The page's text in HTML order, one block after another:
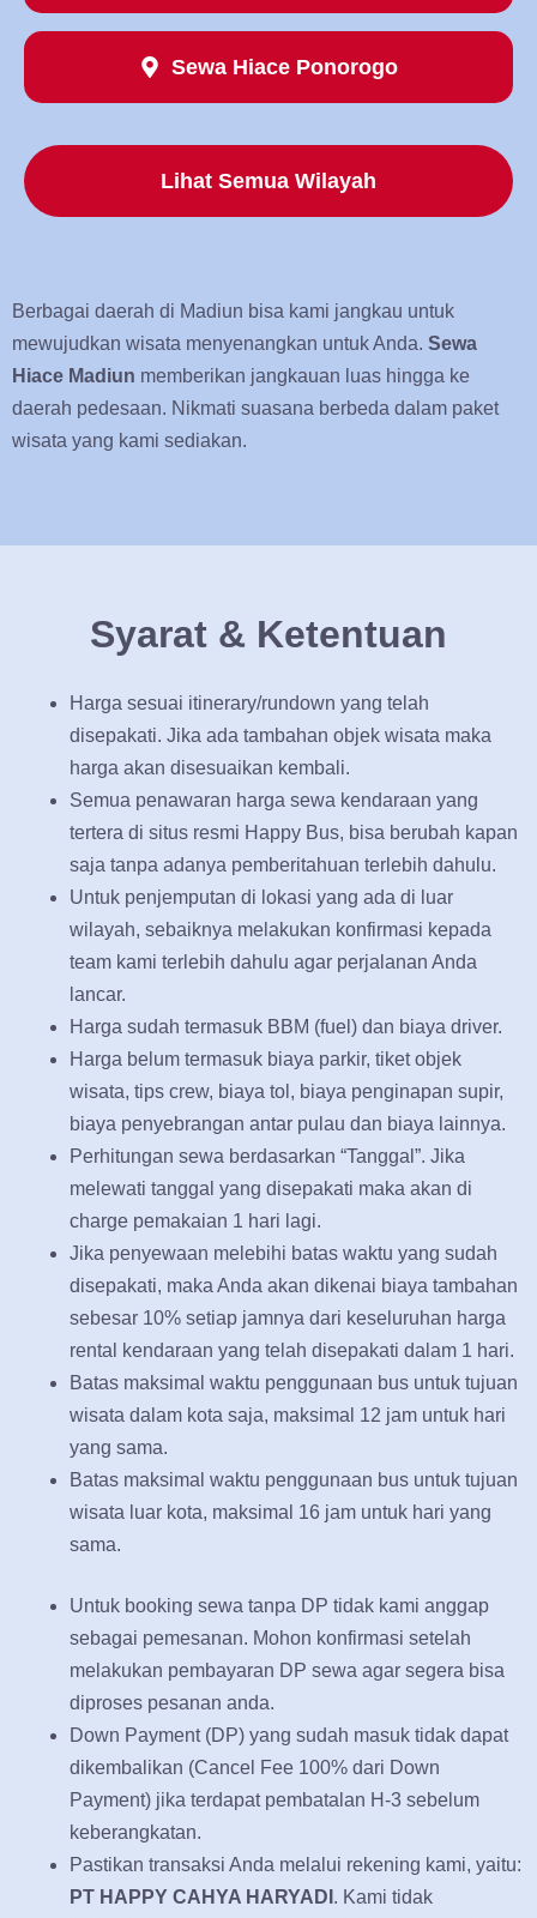
Sewa Hiace Ponorogo
Lihat Semua Wilayah
Berbagai daerah di Madiun bisa kami jangkau untuk
mewujudkan wisata menyenangkan untuk Anda. Sewa
Hiace Madiun memberikan jangkauan luas hingga ke
daerah pedesaan. Nikmati suasana berbeda dalam paket
wisata yang kami sediakan.
Syarat & Ketentuan
Harga sesuai itinerary/rundown yang telah
disepakati. Jika ada tambahan objek wisata maka
harga akan disesuaikan kembali.
Semua penawaran harga sewa kendaraan yang
tertera di situs resmi Happy Bus, bisa berubah kapan
saja tanpa adanya pemberitahuan terlebih dahulu.
Untuk penjemputan di lokasi yang ada di luar
wilayah, sebaiknya melakukan konfirmasi kepada
team kami terlebih dahulu agar perjalanan Anda
lancar.
Harga sudah termasuk BBM (fuel) dan biaya driver.
Harga belum termasuk biaya parkir, tiket objek
wisata, tips crew, biaya tol, biaya penginapan supir,
biaya penyebrangan antar pulau dan biaya lainnya.
Perhitungan sewa berdasarkan “Tanggal”. Jika
melewati tanggal yang disepakati maka akan di
charge pemakaian 1 hari lagi.
Jika penyewaan melebihi batas waktu yang sudah
disepakati, maka Anda akan dikenai biaya tambahan
sebesar 10% setiap jamnya dari keseluruhan harga
rental kendaraan yang telah disepakati dalam 1 hari.
Batas maksimal waktu penggunaan bus untuk tujuan
wisata dalam kota saja, maksimal 12 jam untuk hari
yang sama.
Batas maksimal waktu penggunaan bus untuk tujuan
wisata luar kota, maksimal 16 jam untuk hari yang
sama.
Untuk booking sewa tanpa DP tidak kami anggap
sebagai pemesanan. Mohon konfirmasi setelah
melakukan pembayaran DP sewa agar segera bisa
diproses pesanan anda.
Down Payment (DP) yang sudah masuk tidak dapat
dikembalikan (Cancel Fee 100% dari Down
Payment) jika terdapat pembatalan H-3 sebelum
keberangkatan.
Pastikan transaksi Anda melalui rekening kami, yaitu:
PT HAPPY CAHYA HARYADI . Kami tidak